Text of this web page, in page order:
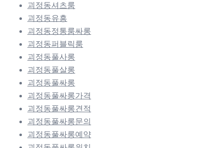
괴정동셔츠룸
괴정동유흥
괴정동정통룸싸롱
괴정동퍼블릭룸
괴정동풀사롱
괴정동풀살롱
괴정동풀싸롱
괴정동풀싸롱가격
괴정동풀싸롱견적
괴정동풀싸롱문의
괴정동풀싸롱예약